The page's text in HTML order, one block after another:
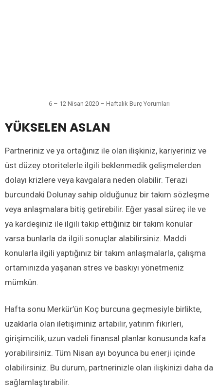
6 – 12 Nisan 2020 – Haftalık Burç Yorumları
YÜKSELEN ASLAN
Partneriniz ve ya ortağınız ile olan ilişkiniz, kariyeriniz ve
üst düzey otoritelerle ilgili beklenmedik gelişmelerden
dolayı krizlere veya kavgalara neden olabilir. Terazi
burcundaki Dolunay sahip olduğunuz bir takım sözleşme
veya anlaşmalara bitiş getirebilir. Eğer yasal süreç ile ve
ya kardeşiniz ile ilgili takip ettiğiniz bir takım konular
varsa bunlarla da ilgili sonuçlar alabilirsiniz. Maddi
konularla ilgili yaptığınız bir takım anlaşmalarla, çalışma
ortamınızda yaşanan stres ve baskıyı yönetmeniz
mümkün.
Hafta sonu Merkür’ün Koç burcuna geçmesiyle birlikte,
uzaklarla olan iletişiminiz artabilir, yatırım fikirleri,
girişimcilik, uzun vadeli finansal planlar konusunda kafa
yorabilirsiniz. Tüm Nisan ayı boyunca bu enerji içinde
olabilirsiniz. Bu durum, partnerinizle olan ilişkinizi daha da
sağlamlaştırabilir.